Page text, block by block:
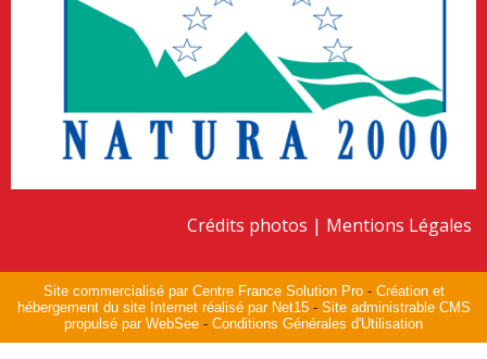
Crédits photos Mentions Légales
Site commercialisé par Centre France Solution Pro- Création et
hébergement du site Internet réalisé par Net15- Site administrable CMS
propulsé par WebSee - Conditions Générales d'Utilisation